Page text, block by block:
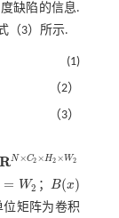
缺陷的信息.
（3） 所示.
(1)
（2）
（3）
RN×C2 ×H2 ×W2
N×
= W2
W 2 ； B(x)
B(x)
矩阵为卷积